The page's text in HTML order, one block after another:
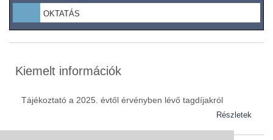
OKTATÁS
Kiemelt információk
Tájékoztató a 2025. évtől érvényben lévő tagdíjakról
Részletek